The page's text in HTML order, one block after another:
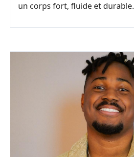
un corps fort, fluide et durable.